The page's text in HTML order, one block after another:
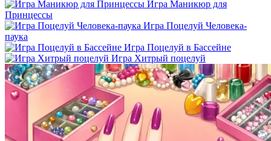
Игра Маникюр для
Принцессы
Игра Поцелуй Человека-
паука
Игра Поцелуй в Бассейне
Игра Хитрый поцелуй